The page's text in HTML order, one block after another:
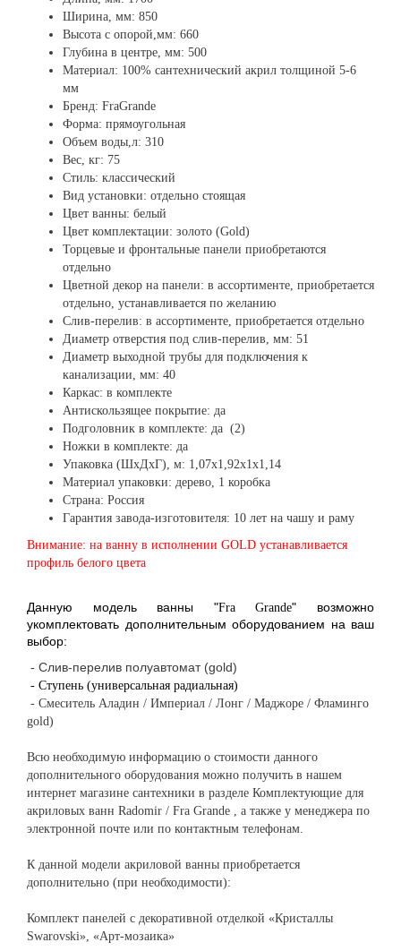
Ширина, мм: 850
Высота с опорой,мм: 660
Глубина в центре, мм: 500
Материал: 100% сантехнический акрил толщиной 5-6
мм
Бренд: FraGrande
Форма: прямоугольная
Объем воды,л: 310
Вес, кг: 75
Стиль: классический
Вид установки: отдельно стоящая
Цвет ванны: белый
Цвет комплектации: золото (Gold)
Торцевые и фронтальные панели приобретаются
отдельно
Цветной декор на панели: в ассортименте, приобретается
отдельно, устанавливается по желанию
Слив-перелив: в ассортименте, приобретается отдельно
Диаметр отверстия под слив-перелив, мм: 51
Диаметр выходной трубы для подключения к
канализации, мм: 40
Каркас: в комплекте
Антискользящее покрытие: да
Подголовник в комплекте: да (2)
Ножки в комплекте: да
Упаковка (ШхДхГ), м: 1,07х1,92х1х1,14
Материал упаковки: дерево, 1 коробка
Страна: Россия
Гарантия завода-изготовителя: 10 лет на чашу и раму
Внимание: на ванну в исполнении GOLD устанавливается
профиль белого цвета
Данную модель ванны "Fra Grande" возможно
укомплектовать дополнительным оборудованием на ваш
выбор:
- Слив-перелив полуавтомат (gold)
- Ступень (универсальная радиальная)
- Смеситель Аладин / Империал / Лонг / Маджоре / Фламинго
gold)
Всю необходимую информацию о стоимости данного
дополнительного оборудования можно получить в нашем
интернет магазине сантехники в разделе Комплектующие для
акриловых ванн Radomir / Fra Grande , а также у менеджера по
электронной почте или по контактным телефонам.
К данной модели акриловой ванны приобретается
дополнительно (при необходимости):
Комплект панелей с декоративной отделкой «Кристаллы
Swarovski», «Арт-мозаика»